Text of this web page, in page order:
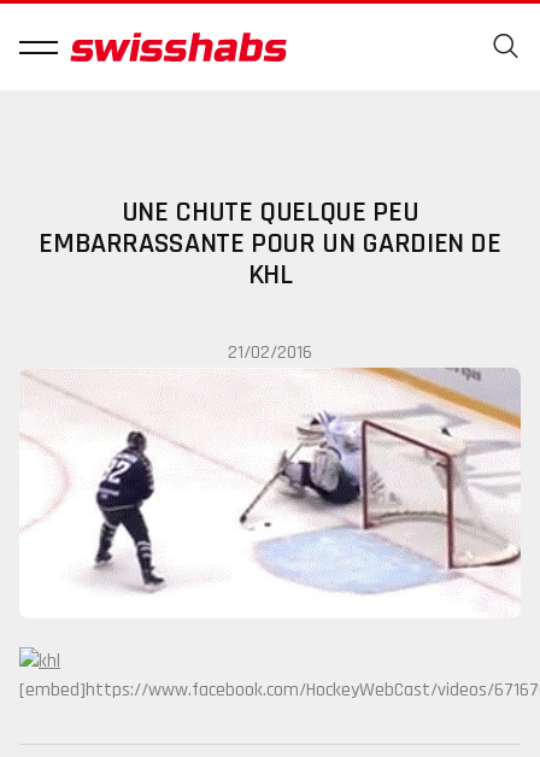
UNE CHUTE QUELQUE PEU
EMBARRASSANTE POUR UN GARDIEN DE
KHL
21/02/2016
[embed]https://www.facebook.com/HockeyWebCast/videos/